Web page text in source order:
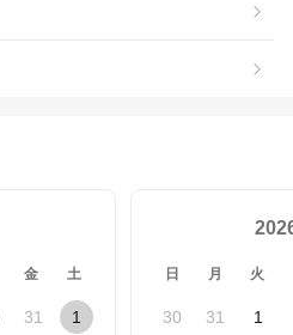
金 土
31 1
日 月 火
30 31 1